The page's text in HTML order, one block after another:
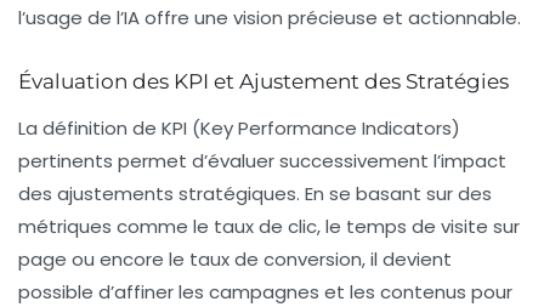
l’usage de l’IA offre une vision précieuse et actionnable.
Évaluation des KPI et Ajustement des Stratégies
La définition de KPI (Key Performance Indicators)
pertinents permet d’évaluer successivement l’impact
des ajustements stratégiques. En se basant sur des
métriques comme le taux de clic, le temps de visite sur
page ou encore le taux de conversion, il devient
possible d’affiner les campagnes et les contenus pour